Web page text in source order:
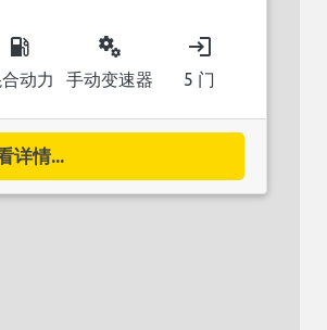
local_gas_station
动力
miscellaneous_services
手动变速器
login
5 门
详情...